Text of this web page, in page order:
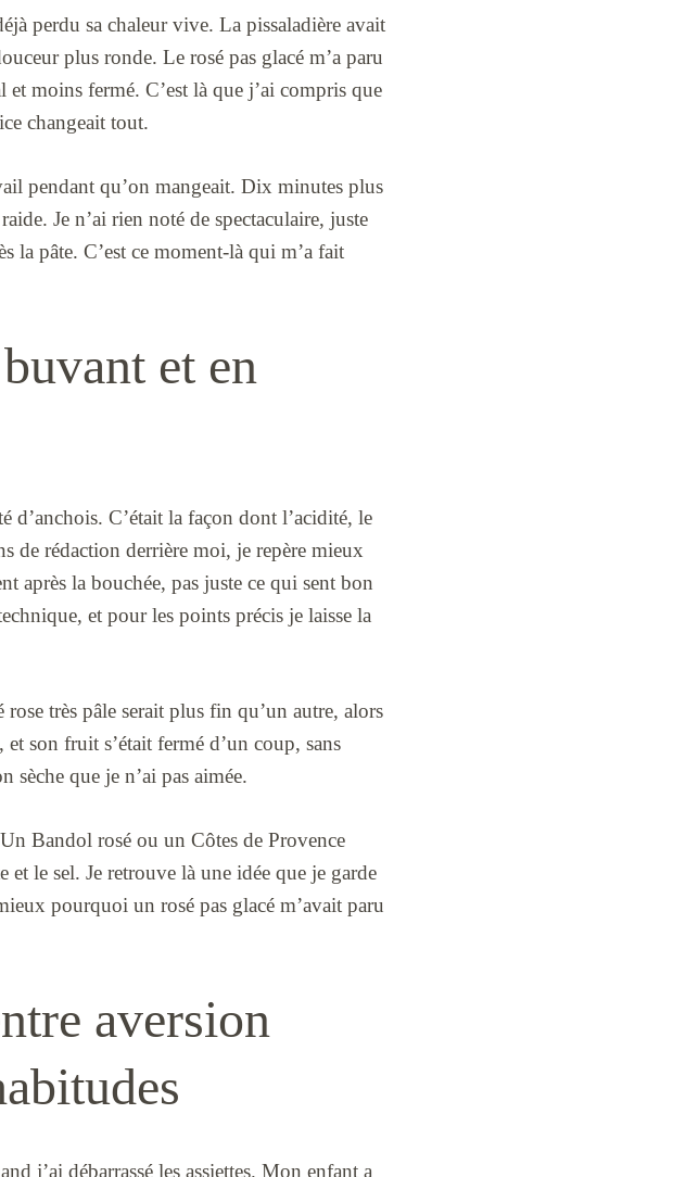
perdu sa chaleur vive. La pissaladière avait
plus ronde. Le rosé pas glacé m’a paru
moins fermé. C’est là que j’ai compris que
changeait tout.
pendant qu’on mangeait. Dix minutes plus
Je n’ai rien noté de spectaculaire, juste
la pâte. C’est ce moment-là qui m’a fait
et en
d’anchois. C’était la façon dont l’acidité, le
de rédaction derrière moi, je repère mieux
après la bouchée, pas juste ce qui sent bon
et pour les points précis je laisse la
très pâle serait plus fin qu’un autre, alors
et son fruit s’était fermé d’un coup, sans
sèche que je n’ai pas aimée.
Bandol rosé ou un Côtes de Provence
et le sel. Je retrouve là une idée que je garde
pourquoi un rosé pas glacé m’avait paru
aversion
j’ai débarrassé les assiettes. Mon enfant a